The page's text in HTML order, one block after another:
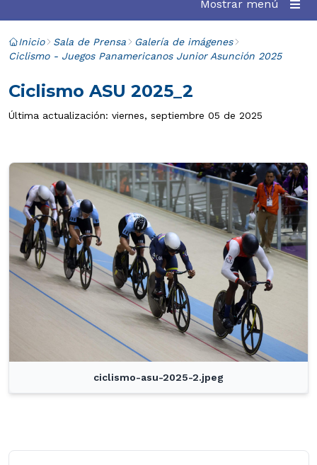
Mostrar menú
Inicio Sala de Prensa
Galería de imágenes
Ciclismo - Juegos Panamericanos Junior Asunción 2025
Ciclismo ASU 2025_2
Última actualización: viernes, septiembre 05 de 2025
ciclismo-asu-2025-2.jpeg